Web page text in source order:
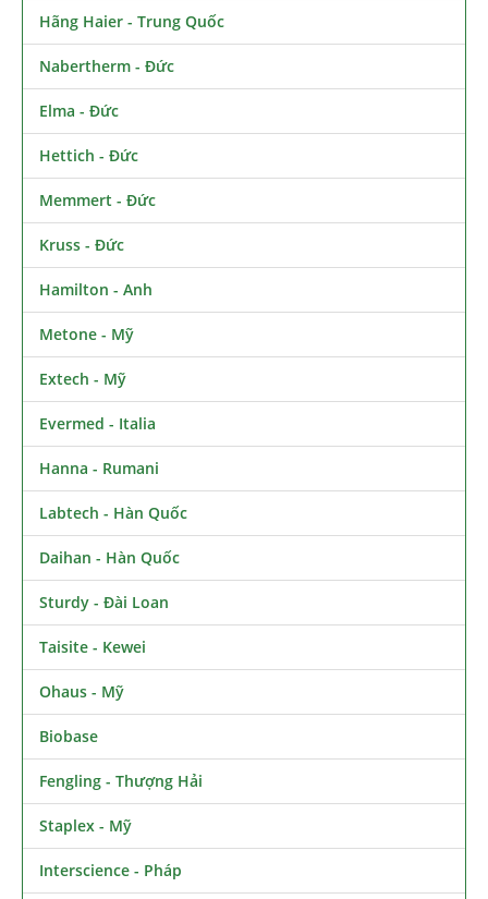
Hãng Haier - Trung Quốc
Nabertherm - Đức
Elma - Đức
Hettich - Đức
Memmert - Đức
Kruss - Đức
Hamilton - Anh
Metone - Mỹ
Extech - Mỹ
Evermed - Italia
Hanna - Rumani
Labtech - Hàn Quốc
Daihan - Hàn Quốc
Sturdy - Đài Loan
Taisite - Kewei
Ohaus - Mỹ
Biobase
Fengling - Thượng Hải
Staplex - Mỹ
Interscience - Pháp